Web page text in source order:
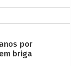
por
briga